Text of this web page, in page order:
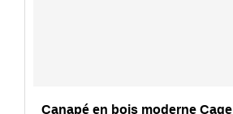
Canapé en bois moderne Cage